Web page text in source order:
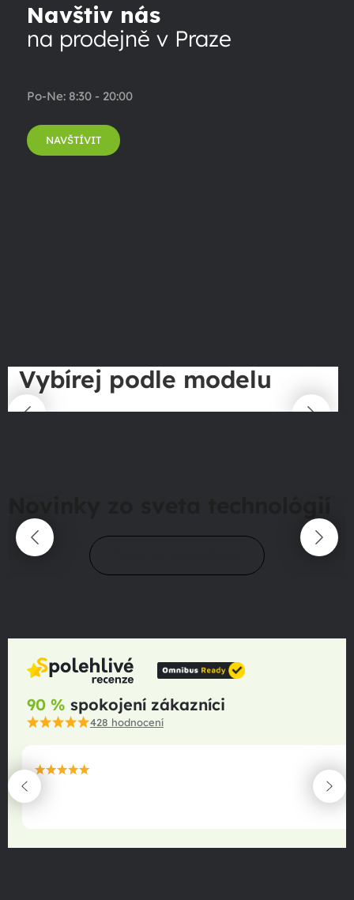
Navštiv nás
na prodejně v Praze
Po-Ne: 8:30 - 20:00
NAVŠTÍVIT
Vybírej podle modelu
90 % spokojení zákazníci
428 hodnocení
maximální spokojenost
22.06.2025